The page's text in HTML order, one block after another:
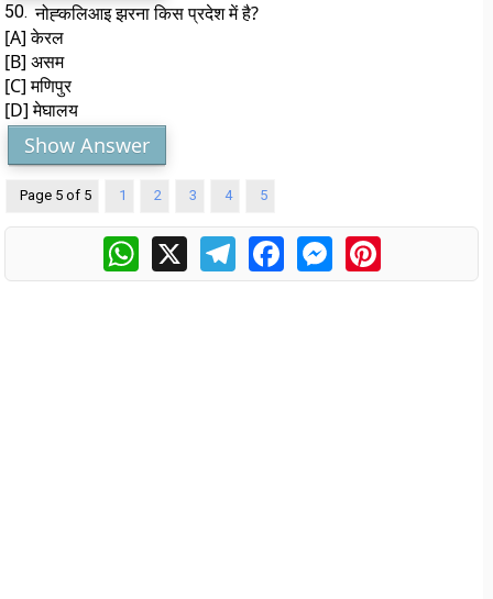
50. नोह्कलिआइ झरना किस प्रदेश में है?
[A] केरल
[B] असम
[C] मणिपुर
[D] मेघालय
Show Answer
Page 5 of 5 1 2 3 4 5
WhatsApp
X TelegramFacebookMessengerPinterest